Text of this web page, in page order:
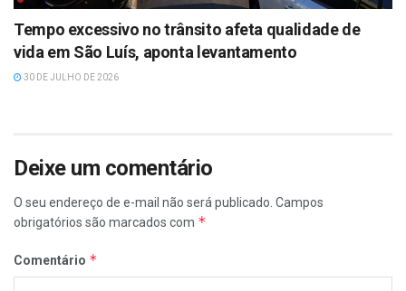
Tempo excessivo no trânsito afeta qualidade de
vida em São Luís, aponta levantamento
30 DE JULHO DE 2026
Deixe um comentário
O seu endereço de e-mail não será publicado. Campos
obrigatórios são marcados com *
Comentário *